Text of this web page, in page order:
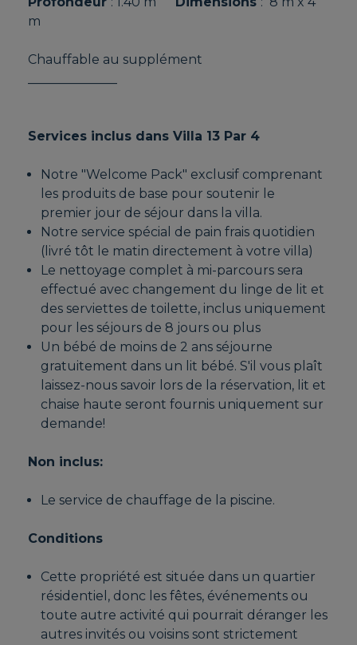
m
Chauffable au supplément
Services inclus dans Villa 13 Par 4
Notre "Welcome Pack" exclusif comprenant
les produits de base pour soutenir le
premier jour de séjour dans la villa.
Notre service spécial de pain frais quotidien
(livré tôt le matin directement à votre villa)
Le nettoyage complet à mi-parcours sera
effectué avec changement du linge de lit et
des serviettes de toilette, inclus uniquement
pour les séjours de 8 jours ou plus
Un bébé de moins de 2 ans séjourne
gratuitement dans un lit bébé. S'il vous plaît
laissez-nous savoir lors de la réservation, lit et
chaise haute seront fournis uniquement sur
demande!
Non inclus:
Le service de chauffage de la piscine.
Conditions
Cette propriété est située dans un quartier
résidentiel, donc les fêtes, événements ou
toute autre activité qui pourrait déranger les
autres invités ou voisins sont strictement